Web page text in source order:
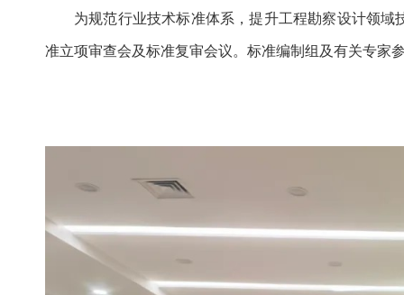
为规范行业技术标准体系，提升工程勘察设计领
准立项审查会及标准复审会议。标准编制组及有关专家